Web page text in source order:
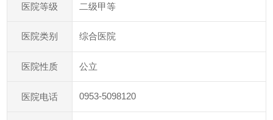
医院等级 二级甲等
医院类别 综合医院
医院性质 公立
医院电话 0953-5098120